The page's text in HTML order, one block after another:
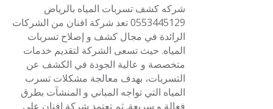
شركه كشف تسربات المياه بالرياض
0553445129 تعد شركة افنان من الشركات
الرائدة في مجال كشف و إصلاح تسربات
المياه. حيث تسعى الشركة لتقديم خدمات
متخصصة و عالية الجودة في الكشف عن
التسربات، بهدف معالجة مشكلات تسرب
المياه التي تواجه المباني و المنشآت بطرق
فعالة و سريعة. ثم تعتمد شركة افنان على